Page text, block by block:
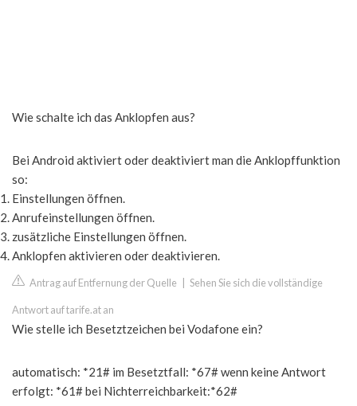
Wie schalte ich das Anklopfen aus?
Bei Android aktiviert oder deaktiviert man die Anklopffunktion
so:
Einstellungen öffnen.
Anrufeinstellungen öffnen.
zusätzliche Einstellungen öffnen.
Anklopfen aktivieren oder deaktivieren.
Antrag auf Entfernung der Quelle Sehen Sie sich die vollständige
Antwort auf tarife.at an
Wie stelle ich Besetztzeichen bei Vodafone ein?
automatisch: *21# im Besetztfall: *67# wenn keine Antwort
erfolgt: *61# bei Nichterreichbarkeit:*62#